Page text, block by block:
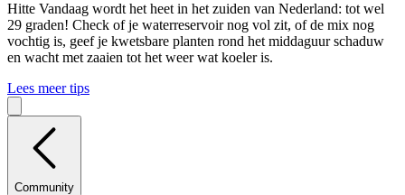
Hitte Vandaag wordt het heet in het zuiden van Nederland: tot wel
29 graden! Check of je waterreservoir nog vol zit, of de mix nog
vochtig is, geef je kwetsbare planten rond het middaguur schaduw
en wacht met zaaien tot het weer wat koeler is.
Lees meer tips
Community